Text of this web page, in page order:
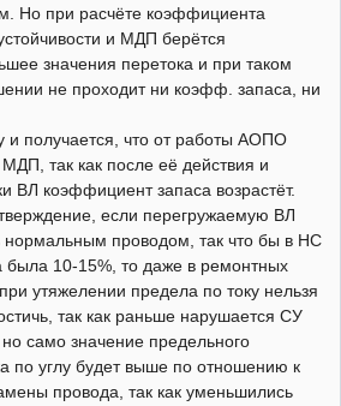
Но при расчёте коэффициента
и МДП берётся
значения перетока и при таком
не проходит ни коэфф. запаса, ни
и получается, что от работы АОПО
МДП, так как после её действия и
ВЛ коэффициент запаса возрастёт.
если перегружаемую ВЛ
нормальным проводом, так что бы в НС
была 10-15%, то даже в ремонтных
утяжелении предела по току нельзя
так как раньше нарушается СУ
но само значение предельного
по углу будет выше по отношению к
провода, так как уменьшились